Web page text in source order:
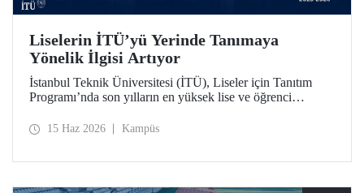
Liselerin İTÜ’yü Yerinde Tanımaya
Yönelik İlgisi Artıyor
İstanbul Teknik Üniversitesi (İTÜ), Liseler için Tanıtım
Programı’nda son yılların en yüksek lise ve öğrenci
liseden 52.597 öğrenci İTÜ’yü yakından tanıdı.
15 Haz 2026 Kampüs